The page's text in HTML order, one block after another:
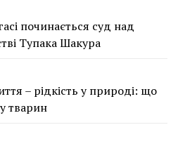
починається суд над
Тупака Шакура
– рідкість у природі: що
тварин